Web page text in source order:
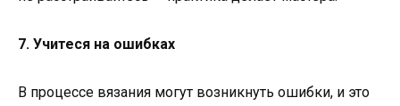
7. Учитеся на ошибках
В процессе вязания могут возникнуть ошибки, и это